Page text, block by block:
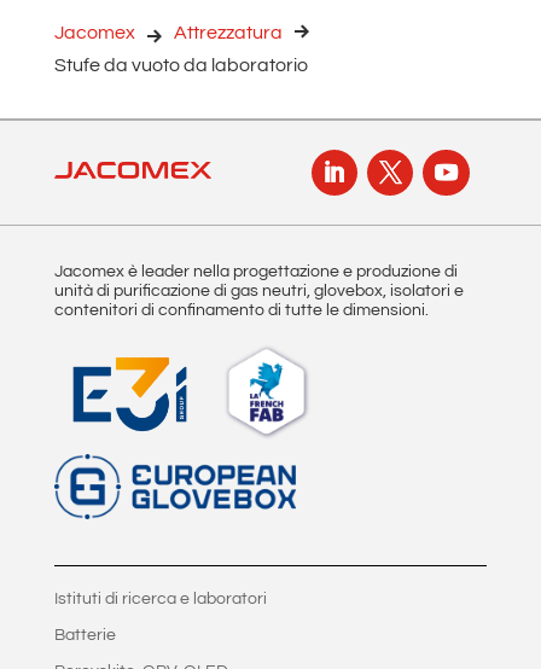
n
a
i
:
Jacomex
Attrezzatura
Stufe da vuoto da laboratorio
Jacomex è leader nella progettazione e produzione di
unità di purificazione di gas neutri, glovebox, isolatori e
contenitori di confinamento di tutte le dimensioni.
Istituti di ricerca e laboratori
Batterie